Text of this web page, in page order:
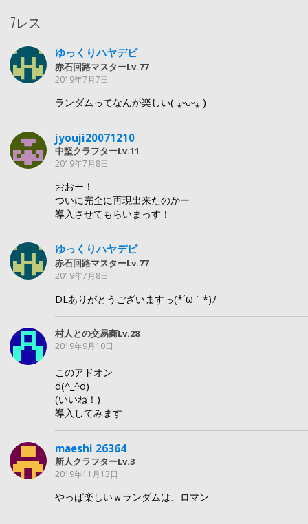
7レス
ゆっくりハヤデビ
赤石回路マスターLv.77
2019年7月7日
ランダムってなんか楽しい( ⁎ᵕᴗᵕ⁎ )
jyouji20071210
中堅クラフターLv.11
2019年7月8日
おおー！
ついに完全に再現出来たのかー
導入させてもらいまっす！
ゆっくりハヤデビ
赤石回路マスターLv.77
2019年7月8日
DLありがとうございますっ(*´ω｀*)ﾉ
村人との交易商Lv.28
2019年9月10日
このアドオン
d(^_^o)
(いいね！)
導入してみます
maeshi 26364
新人クラフターLv.3
2019年11月13日
やっぱ楽しいｗランダムは、ロマン